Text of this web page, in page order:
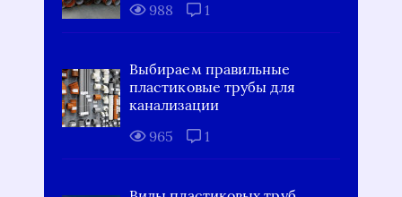
988
1
Выбираем правильные
пластиковые трубы для
канализации
965
1